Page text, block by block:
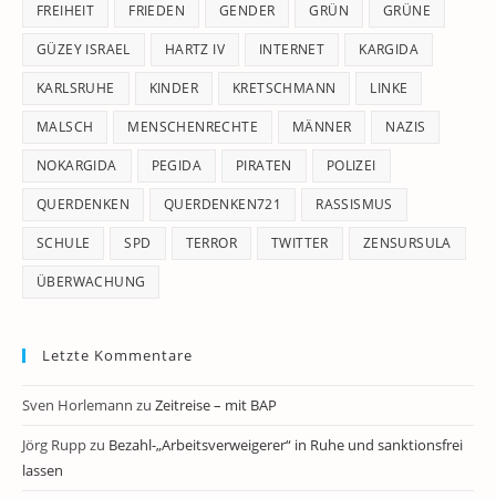
FREIHEIT FRIEDEN GENDER GRÜN GRÜNE
GÜZEY ISRAEL HARTZ IV INTERNET KARGIDA
KARLSRUHE KINDER KRETSCHMANN LINKE
MALSCH MENSCHENRECHTE MÄNNER NAZIS
NOKARGIDA PEGIDA PIRATEN POLIZEI
QUERDENKEN QUERDENKEN721 RASSISMUS
SCHULE SPD TERROR TWITTER ZENSURSULA
ÜBERWACHUNG
Letzte Kommentare
Sven Horlemann zu Zeitreise – mit BAP
Jörg Ruppzu Bezahl-„Arbeitsverweigerer“ in Ruhe und sanktionsfrei
lassen